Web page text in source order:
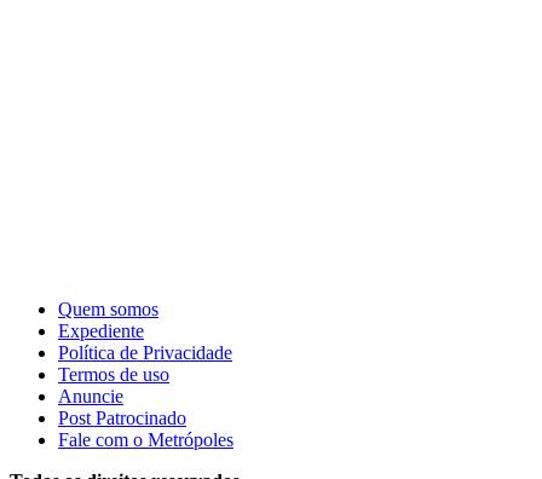
Quem somos
Expediente
Política de Privacidade
Termos de uso
Anuncie
Post Patrocinado
Fale com o Metrópoles